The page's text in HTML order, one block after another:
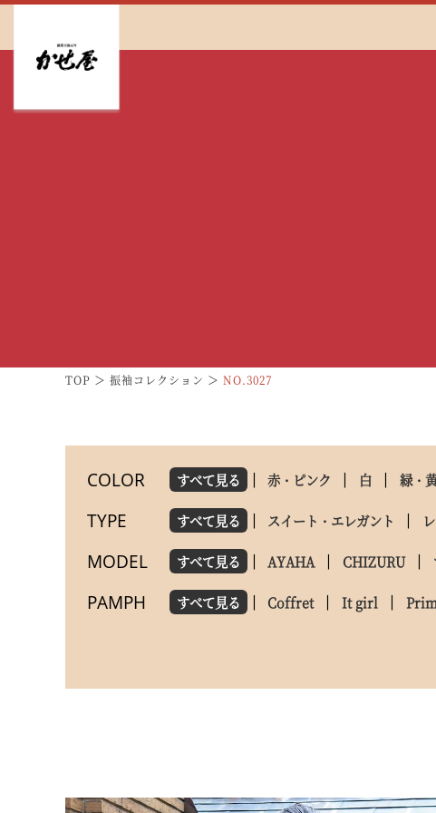
TOP 振袖コレクション NO.3027
COLOR すべて見る 赤・ピンク 白 緑・
TYPE すべて見る スイート・エレガント
MODEL すべて見る AYAHA CHIZURU
PAMPH すべて見る Coffret It girl